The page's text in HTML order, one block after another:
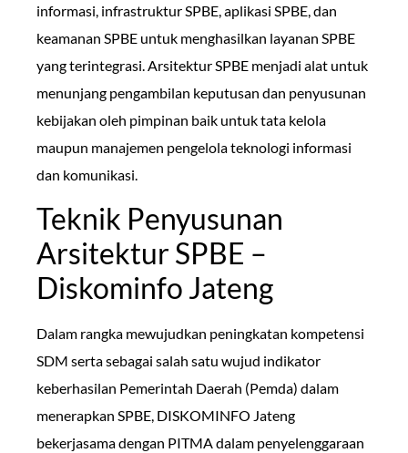
informasi, infrastruktur SPBE, aplikasi SPBE, dan
keamanan SPBE untuk menghasilkan layanan SPBE
yang terintegrasi. Arsitektur SPBE menjadi alat untuk
menunjang pengambilan keputusan dan penyusunan
kebijakan oleh pimpinan baik untuk tata kelola
maupun manajemen pengelola teknologi informasi
dan komunikasi.
Teknik Penyusunan
Arsitektur SPBE –
Diskominfo Jateng
Dalam rangka mewujudkan peningkatan kompetensi
SDM serta sebagai salah satu wujud indikator
keberhasilan Pemerintah Daerah (Pemda) dalam
menerapkan SPBE, DISKOMINFO Jateng
bekerjasama dengan PITMA dalam penyelenggaraan